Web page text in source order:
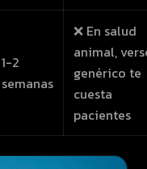
1-2
semanas
❌ En salud
animal,
genérico te
cuesta
pacientes